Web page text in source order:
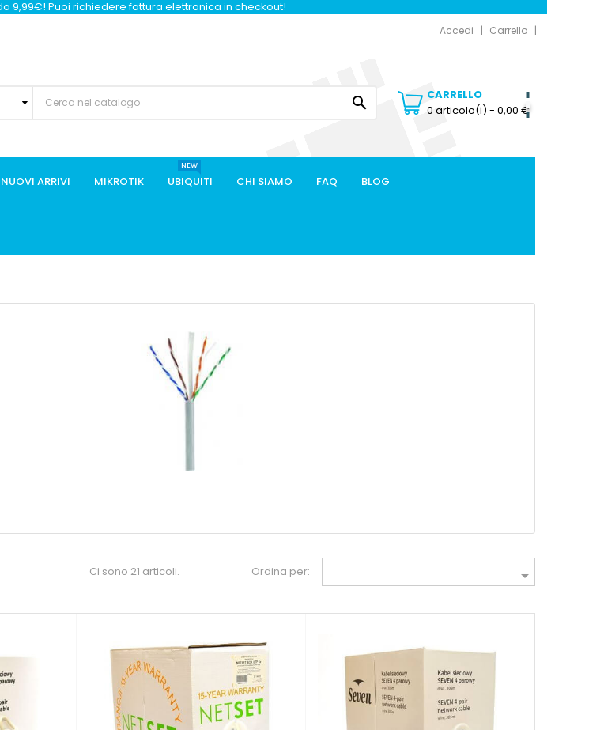
9,99€! Puoi richiedere fattura elettronica in checkout!
Accedi Carrello

CARRELLO
0 articolo(i) - 0,00 €
NUOVI ARRIVI MIKROTIK UBIQUITI
NEW
CHI SIAMO FAQ BLOG
Ci sono 21 articoli. Ordina per: 